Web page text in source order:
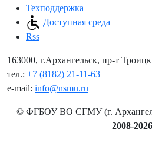
Техподдержка
Доступная среда
Rss
163000, г.Архангельск, пр-т
тел.: +7 (8182) 21-11-63
e-mail: info@nsmu.ru
© ФГБОУ ВО СГМУ (г.
2008-2026